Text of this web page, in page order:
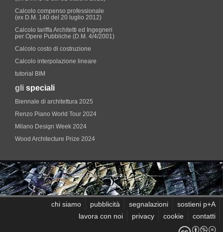
Calcolo compenso professionale
(ex D.M. 140 del 20 luglio 2012)
Calcolo tariffa Architetti ed Ingegneri
per Opere Pubbliche (D.M. 4/4/2001)
Calcolo costo di costruzione
Calcolo interpolazione lineare
tutorial BIM
gli speciali
Biennale di architettura 2025
Renzo Piano World Tour 2024
Milano Design Week 2024
Wood Architecture Prize 2024
chi siamo pubblicità segnalazioni
sostieni p+A
lavora con noi
privacy cookie contatti